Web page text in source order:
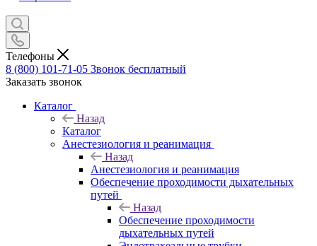
Телефоны
8 (800) 101-71-05 Звонок бесплатный
Заказать звонок
Каталог
Назад
Каталог
Анестезиология и реанимация
Назад
Анестезиология и реанимация
Обеспечение проходимости дыхательных
путей
Назад
Обеспечение проходимости
дыхательных путей